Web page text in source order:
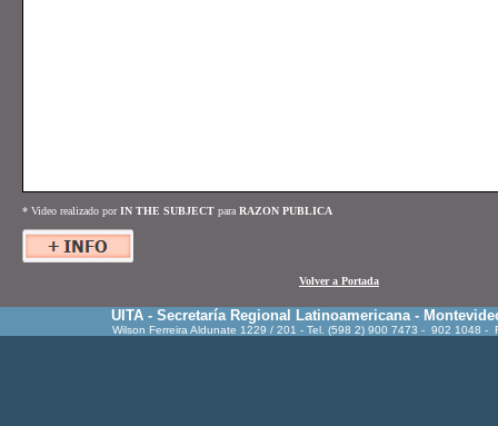
* Video realizado porIN THE SUBJECT para RAZON PUBLICA
Volver a Portada
UITA - Secretaría Regional Latinoamericana -
Wilson Ferreira Aldunate 1229 / 201 - Tel. (598 2) 900 7473 - 902 1048 -